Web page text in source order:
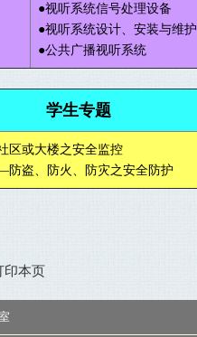
●视听系统信号处理设备
●视听系统设计、安装与维护
●公共广播视听系统
学生专题
区或大楼之安全监控
防盗、防火、防灾之安全防护
印本页